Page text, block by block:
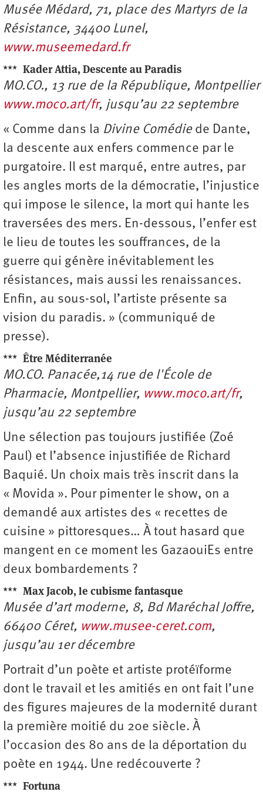
Musée Médard, 71, place des Martyrs de la
Résistance, 34400 Lunel,
www.museemedard.fr
*** Kader Attia, Descente au Paradis
MO.CO., 13 rue de la République, Montpellier
www.moco.art/fr, jusqu’au 22 septembre
« Comme dans la Divine Comédiede Dante,
la descente aux enfers commence par le
purgatoire. Il est marqué, entre autres, par
les angles morts de la démocratie, l’injustice
qui impose le silence, la mort qui hante les
traversées des mers. En-dessous, l’enfer est
le lieu de toutes les souffrances, de la
guerre qui génère inévitablement les
résistances, mais aussi les renaissances.
Enfin, au sous-sol, l’artiste présente sa
vision du paradis. » (communiqué de
presse).
*** Être Méditerranée
MO.CO. Panacée,14 rue de l'École de
Pharmacie, Montpellier, www.moco.art/fr,
jusqu’au 22 septembre
Une sélection pas toujours justifiée (Zoé
Paul) et l’absence injustifiée de Richard
Baquié. Un choix mais très inscrit dans la
« Movida ». Pour pimenter le show, on a
demandé aux artistes des « recettes de
cuisine » pittoresques… À tout hasard que
mangent en ce moment les GazaouiEs entre
deux bombardements ?
*** Max Jacob, le cubisme fantasque
Musée d’art moderne, 8, Bd Maréchal Joffre,
66400 Céret, www.musee-ceret.com,
jusqu’au 1er décembre
Portrait d’un poète et artiste protéïforme
dont le travail et les amitiés en ont fait l’une
des figures majeures de la modernité durant
la première moitié du 20e siècle. À
l’occasion des 80 ans de la déportation du
poète en 1944. Une redécouverte ?
*** Fortuna